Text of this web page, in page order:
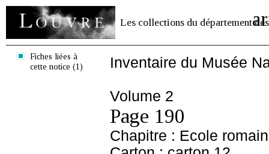
Les collections du département des
Fiches liées à
cette notice (1)
Inventaire du Musée
Volume 2
Page 190
Chapitre : Ecole